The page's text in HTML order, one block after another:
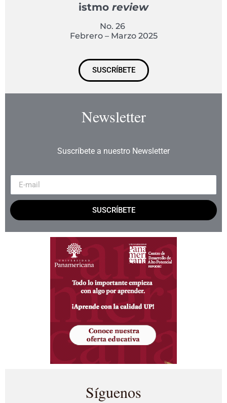
istmo review
No. 26
Febrero – Marzo 2025
SUSCRÍBETE
Newsletter
Suscríbete a nuestro Newsletter
SUSCRÍBETE
Síguenos